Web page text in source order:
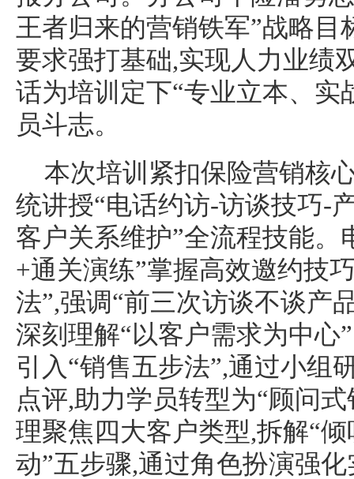
王者归来的营销铁军”战略目
要求强打基础,实现人力业绩
话为培训定下“专业立本、实
员斗志。
本次培训紧扣保险营销核
统讲授“电话约访-访谈技巧-
客户关系维护”全流程技能。
+通关演练”掌握高效邀约技
法”,强调“前三次访谈不谈产
深刻理解“以客户需求为中心
引入“销售五步法”,通过小组
点评,助力学员转型为“顾问
理聚焦四大客户类型,拆解“
动”五步骤,通过角色扮演强